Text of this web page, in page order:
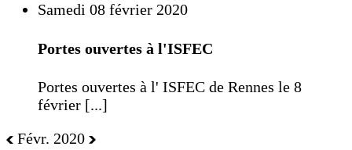
Samedi 08 février 2020
Portes ouvertes à l'ISFEC
Portes ouvertes à l' ISFEC de Rennes le 8
février [...]
Févr. 2020